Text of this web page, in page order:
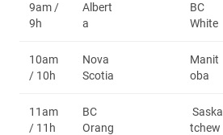
9am /
9h
Albert
a
BC
White
10am
/ 10h
Nova
Scotia
Manit
oba
11am
/ 11h
BC
Orang
Saska
tchew